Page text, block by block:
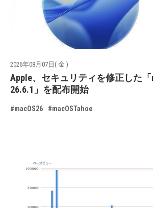
2026年08月07日( 金 )
Apple、セキュリティを修正した「
26.6.1」を配布開始
#macOS26 #macOSTahoe